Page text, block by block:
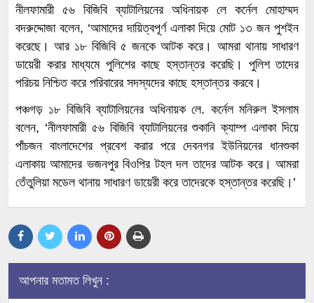
নীলফামারী ৫৬ বিজিবি ব্যাটালিয়নের অধিনায়ক লে কর্নেল মোহাম্মদ
বদরুদ্দোজা বলেন, ‘আমাদের দায়িত্বপূর্ণ এলাকা দিয়ে মোট ১৩ জন পুশইন
করেছে। আর ১৮ বিজিবি ৫ জনকে আটক করে। আমরা থানায় সাধারণ
ডায়েরী করার মাধ্যমে পুলিশের কাছে হস্তান্তর করেছি। পুলিশ তাদের
পরিচয় নিশ্চিত করে পরিবারের সদস্যদের কাছে হস্তান্তর করবে।
পঞ্চগড় ১৮ বিজিবি ব্যাটালিয়নের অধিনায়ক লে. কর্নেল মনিরুল ইসলাম
বলেন, ‘নীলফামারী ৫৬ বিজিবি ব্যাটালিয়নের শুকানি ক্যাম্প এলাকা দিয়ে
পাঁচজন বাংলাদেশের প্রবেশ করার পরে দেবনগর ইউনিয়নের ধানশুকা
এলাকায় আমাদের ভজনপুর বিওপির টহল দল তাদের আটক করে। আমরা
তেঁতুলিয়া মডেল থানায় সাধারণ ডায়েরী করে তাদেরকে হস্তান্তর করেছি।’
আপনার মতামত লিখুন :